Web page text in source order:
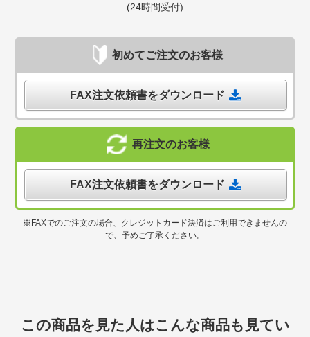
(24時間受付)
初めてご注文のお客様
FAX注文依頼書をダウンロード
再注文のお客様
FAX注文依頼書をダウンロード
※FAXでのご注文の場合、クレジットカード決済はご利用できませんの
で、予めご了承ください。
この商品を見た人はこんな商品も見てい